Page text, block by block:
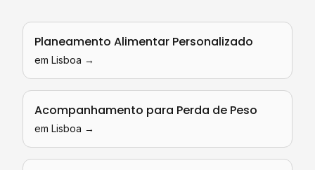
Planeamento Alimentar Personalizado
em Lisboa →
Acompanhamento para Perda de Peso
em Lisboa →